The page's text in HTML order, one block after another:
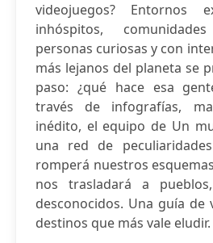
videojuegos? Entornos
inhóspitos,
personas curiosas y con
más lejanos del planeta se
paso: ¿qué hace esa
través de infografías,
inédito, el equipo de Un
una red de
romperá nuestros
nos trasladará a
desconocidos. Una guía de
destinos que más vale eludir.